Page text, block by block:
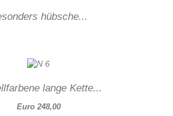
hübsche...
lange Kette...
Euro 248,00